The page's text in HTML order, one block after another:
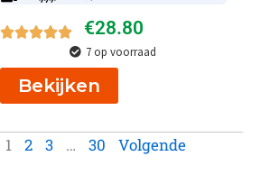
€28.80
7 op voorraad
Bekijken
1 2 3 … 30 Volgende